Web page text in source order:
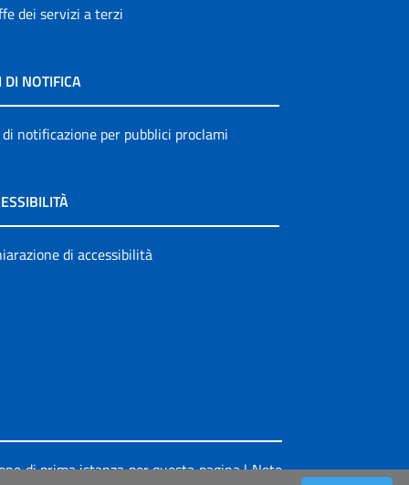
dei servizi a terzi
DI NOTIFICA
notificazione per pubblici proclami
di accessibilità
di prima istanza per questa pagina|Note